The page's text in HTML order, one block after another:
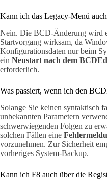
Kann ich das Legacy-Menü
Nein. Die BCD-Änderung wird
Startvorgang wirksam, da
Konfigurationsdaten nur beim
ein Neustart nach dem
erforderlich.
Was passiert, wenn ich den
Solange Sie keinen syntaktisch
unbekannten Parametern
schwerwiegenden Folgen zu
solchen Fällen eine
vorzunehmen. Zur Sicherheit
vorheriges System-Backup.
Kann ich F8 auch über die